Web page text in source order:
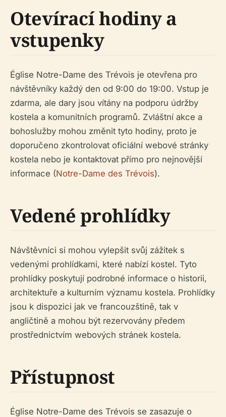
Otevírací hodiny a
vstupenky
Église Notre-Dame des Trévois je otevřena pro
návštěvníky každý den od 9:00 do 19:00. Vstup je
zdarma, ale dary jsou vítány na podporu údržby
kostela a komunitních programů. Zvláštní akce a
bohoslužby mohou změnit tyto hodiny, proto je
doporučeno zkontrolovat oficiální webové stránky
kostela nebo je kontaktovat přímo pro nejnovější
informace (Notre-Dame des Trévois).
Vedené prohlídky
Návštěvníci si mohou vylepšit svůj zážitek s
vedenými prohlídkami, které nabízí kostel. Tyto
prohlídky poskytují podrobné informace o historii,
architektuře a kulturním významu kostela. Prohlídky
jsou k dispozici jak ve francouzštině, tak v
angličtině a mohou být rezervovány předem
prostřednictvím webových stránek kostela.
Přístupnost
Église Notre-Dame des Trévois se zasazuje o